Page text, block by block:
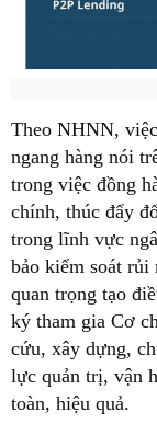
Theo NHNN,
ngang hàng nói
trong việc đồng
chính, thúc đẩy
trong lĩnh vực
bảo kiểm soát
quan trọng tạo
ký tham gia Cơ
cứu, xây dựng,
lực quản trị, vận
toàn, hiệu quả.